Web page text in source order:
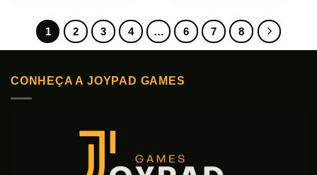
produto
várias
As
produto
tem
várias
As
na
página
1 2 3 4 … 6 7 8
CONHEÇA A JOYPAD GAMES